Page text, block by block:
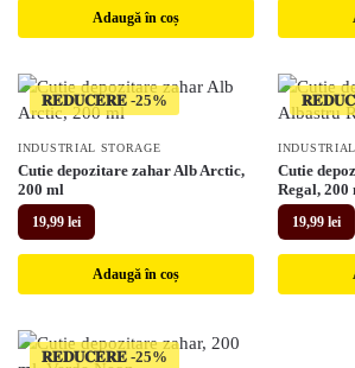
Adaugă în coș
𝐑𝐄𝐃𝐔𝐂𝐄𝐑𝐄
INDUSTRIAL STORAGE
Cutie depozitare zahar Alb Arctic,
200 ml
19,99 lei
Adaugă în coș
Cutie
Regal, 200
19,99 lei
𝐑𝐄𝐃𝐔𝐂𝐄𝐑𝐄